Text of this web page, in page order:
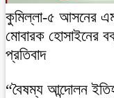
কুমিল্লা-৫ আসনের
মোবারক হোসাইনের
প্রতিবাদ
“বৈষম্য আন্দোলন